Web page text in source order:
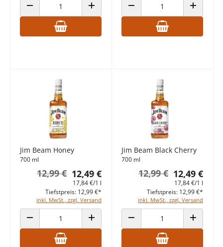
ANZAHL VERRINGERN ANZAHL ERHÖHENANZAHL VERRINGERN ANZAHL
Jim Beam Honey
700 ml
12,49 €
12,99 €
17,84 €/1 l
inkl. MwSt., zzgl. Versand
Tiefstpreis: 12,99 €*
ANZAHL VERRINGERN ANZAHL ERHÖHEN
Jim Beam Black Cherry
700 ml
12,49 €
12,99 €
17,84 €/1 l
inkl. MwSt., zzgl. Versand
Tiefstpreis: 12,99 €*
ANZAHL VERRINGERN ANZAHL